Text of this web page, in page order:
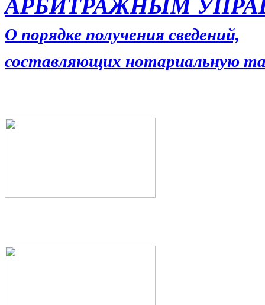
АРБИТРАЖНЫМ
О порядке получения сведений,
составляющих нотариальную